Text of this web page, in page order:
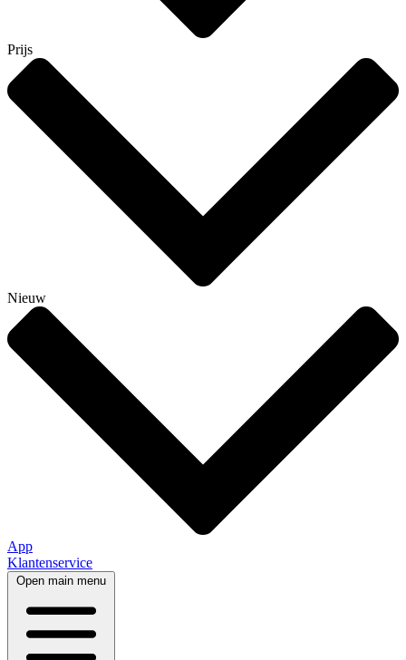
Prijs
Nieuw
App
Klantenservice
Open main menu